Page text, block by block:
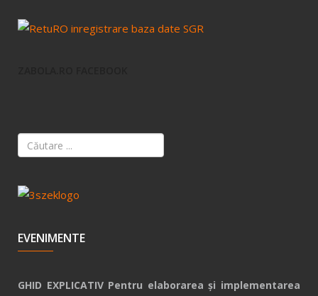
EVENIMENTE
GHID EXPLICATIV Pentru elaborarea și implementarea